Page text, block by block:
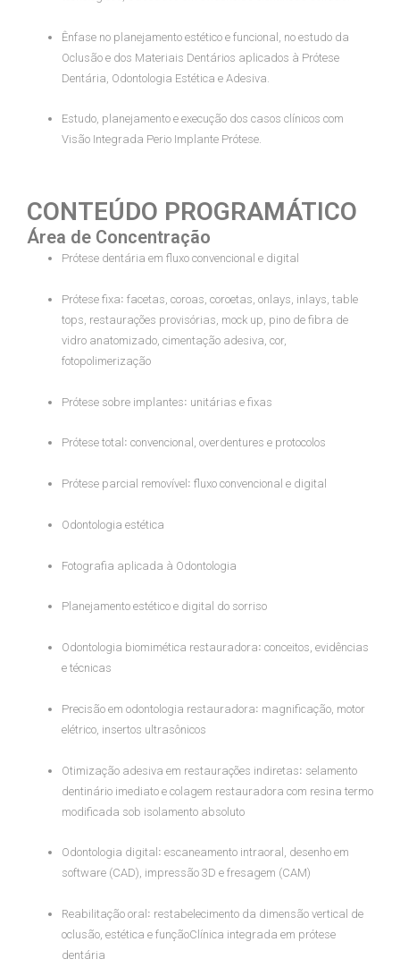
Ênfase no planejamento estético e funcional, no estudo da
Oclusão e dos Materiais Dentários aplicados à Prótese
Dentária, Odontologia Estética e Adesiva.
Estudo, planejamento e execução dos casos clínicos com
Visão Integrada Perio Implante Prótese.
CONTEÚDO PROGRAMÁTICO
Área de Concentração
Prótese dentária em fluxo convencional e digital
Prótese fixa꞉ facetas, coroas, coroetas, onlays, inlays, table
tops, restaurações provisórias, mock up, pino de fibra de
vidro anatomizado, cimentação adesiva, cor,
fotopolimerização
Prótese sobre implantes꞉ unitárias e fixas
Prótese total꞉ convencional, overdentures e protocolos
Prótese parcial removível꞉ fluxo convencional e digital
Odontologia estética
Fotografia aplicada à Odontologia
Planejamento estético e digital do sorriso
Odontologia biomimética restauradora꞉ conceitos, evidências
e técnicas
Precisão em odontologia restauradora꞉ magnificação, motor
elétrico, insertos ultrasônicos
Otimização adesiva em restaurações indiretas꞉ selamento
dentinário imediato e colagem restauradora com resina termo
modificada sob isolamento absoluto
Odontologia digital꞉ escaneamento intraoral, desenho em
software (CAD), impressão 3D e fresagem (CAM)
Reabilitação oral꞉ restabelecimento da dimensão vertical de
oclusão, estética e funçãoClínica integrada em prótese
dentária